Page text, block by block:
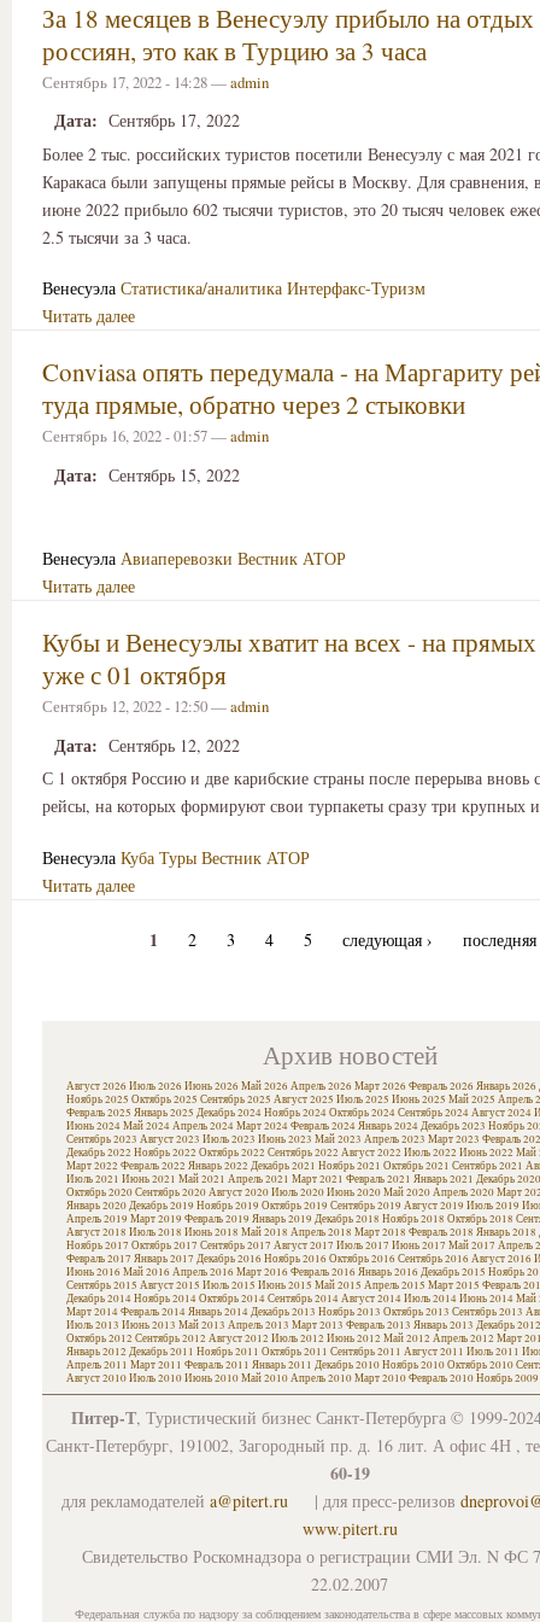
За 18 месяцев в Венесуэлу прибыло на
россиян, это как в Турцию за 3 часа
Сентябрь 17, 2022 - 14:28 —admin
Дата: Сентябрь 17, 2022
Более 2 тыс. российских туристов посетили Венесуэлу с мая 2021
Каракаса были запущены прямые рейсы в Москву. Для сравнения,
июне 2022 прибыло 602 тысячи туристов, это 20 тысяч человек
2.5 тысячи за 3 часа.
Венесуэла Статистика/аналитика Интерфакс-Туризм
Читать далее
Conviasa опять передумала - на Маргариту
туда прямые, обратно через 2 стыковки
Сентябрь 16, 2022 - 01:57 —admin
Дата: Сентябрь 15, 2022
Венесуэла Авиаперевозки Вестник АТОР
Читать далее
Кубы и Венесуэлы хватит на всех - на прямых
уже с 01 октября
Сентябрь 12, 2022 - 12:50 —admin
Дата: Сентябрь 12, 2022
С 1 октября Россию и две карибские страны после перерыва вновь
рейсы, на которых формируют свои турпакеты сразу три крупных
Венесуэла Куба Туры Вестник АТОР
Читать далее
1 2 3 4 5 следующая ›
Архив новостей
Август 2026 Июль 2026 Июнь 2026 Май 2026 Апрель 2026 Март 2026 Февраль 2026 Январь 2026
Ноябрь 2025 Октябрь 2025 Сентябрь 2025 Август 2025 Июль 2025 Июнь 2025 Май 2025 Апрель
Февраль 2025 Январь 2025 Декабрь 2024Ноябрь 2024Октябрь 2024Сентябрь 2024Август 2024
Июнь 2024Май 2024Апрель 2024Март 2024Февраль 2024Январь 2024Декабрь 2023 Ноябрь
Сентябрь 2023 Август 2023 Июль 2023 Июнь 2023 Май 2023 Апрель 2023 Март 2023 Февраль
Декабрь 2022 Ноябрь 2022 Октябрь 2022 Сентябрь 2022 Август 2022 Июль 2022 Июнь 2022 Май
Март 2022 Февраль 2022 Январь 2022 Декабрь 2021 Ноябрь 2021 Октябрь 2021 Сентябрь 2021
Июль 2021 Июнь 2021 Май 2021 Апрель 2021 Март 2021 Февраль 2021 Январь 2021 Декабрь 2020
Октябрь 2020Сентябрь 2020Август 2020Июль 2020Июнь 2020Май 2020Апрель 2020Март
Январь 2020Декабрь 2019 Ноябрь 2019 Октябрь 2019 Сентябрь 2019 Август 2019 Июль 2019
Апрель 2019 Март 2019 Февраль 2019 Январь 2019 Декабрь 2018 Ноябрь 2018 Октябрь 2018
Август 2018 Июль 2018 Июнь 2018 Май 2018 Апрель 2018 Март 2018 Февраль 2018 Январь 2018
Ноябрь 2017 Октябрь 2017 Сентябрь 2017 Август 2017 Июль 2017 Июнь 2017 Май 2017 Апрель
Февраль 2017 Январь 2017 Декабрь 2016 Ноябрь 2016 Октябрь 2016 Сентябрь 2016 Август 2016
Июнь 2016 Май 2016 Апрель 2016 Март 2016 Февраль 2016 Январь 2016 Декабрь 2015 Ноябрь
Сентябрь 2015 Август 2015 Июль 2015 Июнь 2015 Май 2015 Апрель 2015 Март 2015 Февраль
Декабрь 2014Ноябрь 2014Октябрь 2014Сентябрь 2014Август 2014Июль 2014Июнь 2014Май
Март 2014Февраль 2014Январь 2014Декабрь 2013 Ноябрь 2013 Октябрь 2013 Сентябрь 2013
Июль 2013 Июнь 2013 Май 2013 Апрель 2013 Март 2013 Февраль 2013 Январь 2013 Декабрь 2012
Октябрь 2012 Сентябрь 2012 Август 2012 Июль 2012 Июнь 2012 Май 2012 Апрель 2012 Март
Январь 2012 Декабрь 2011 Ноябрь 2011 Октябрь 2011 Сентябрь 2011 Август 2011 Июль 2011
Апрель 2011 Март 2011 Февраль 2011 Январь 2011 Декабрь 2010Ноябрь 2010Октябрь 2010
Август 2010Июль 2010Июнь 2010Май 2010Апрель 2010Март 2010Февраль 2010Ноябрь 2009
Питер-Т, Туристический бизнес Санкт-Петербурга © 1999-
Санкт-Петербург, 191002, Загородный пр. д. 16 лит. А офис 4Н ,
60-19
для рекламодателей a@pitert.ru | для пресс-релизов
www.pitert.ru
Свидетельство Роскомнадзора о регистрации СМИ Эл. N ФС
22.02.2007
Федеральная служба по надзору за соблюдением законодательства в сфере массовых